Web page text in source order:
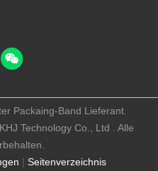
| Seitenverzeichnis
Packaing-Band Lieferant.
Technology Co., Ltd . Alle